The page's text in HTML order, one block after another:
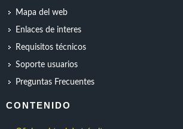
Mapa del web
Enlaces de interes
Requisitos técnicos
Soporte usuarios
Preguntas Frecuentes
CONTENIDO